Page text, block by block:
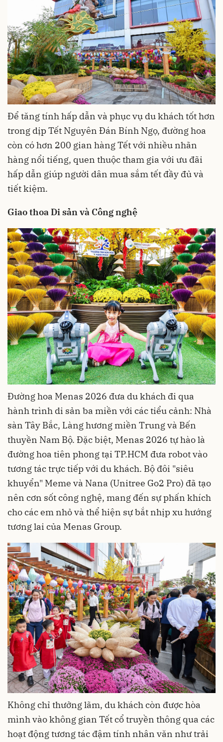
Để tăng tính hấp dẫn và phục vụ du khách tốt hơn
trong dịp Tết Nguyên Đán Bính Ngọ, đường hoa
còn có hơn 200 gian hàng Tết với nhiều nhãn
hàng nổi tiếng, quen thuộc tham gia với ưu đãi
hấp dẫn giúp người dân mua sắm tết đầy đủ và
tiết kiệm.
Giao thoa Di sản và Công nghệ
Đường hoa Menas 2026 đưa du khách đi qua
hành trình di sản ba miền với các tiểu cảnh: Nhà
sàn Tây Bắc, Làng hương miền Trung và Bến
thuyền Nam Bộ. Đặc biệt, Menas 2026 tự hào là
đường hoa tiên phong tại TP.HCM đưa robot vào
tương tác trực tiếp với du khách. Bộ đôi "siêu
khuyển" Meme và Nana (Unitree Go2 Pro) đã tạo
nên cơn sốt công nghệ, mang đến sự phấn khích
cho các em nhỏ và thể hiện sự bắt nhịp xu hướng
tương lai của Menas Group.
Không chỉ thưởng lãm, du khách còn được hòa
mình vào không gian Tết cổ truyền thông qua các
hoạt động tương tác đậm tính nhân văn như trải